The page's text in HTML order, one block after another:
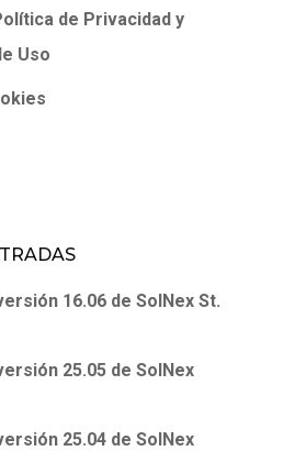
de Privacidad y
Uso
16.06 de SolNex St.
25.05 de SolNex
25.04 de SolNex